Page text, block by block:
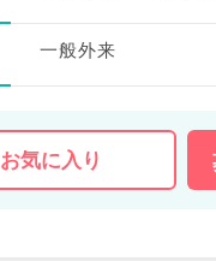
一般外来
お気に入り